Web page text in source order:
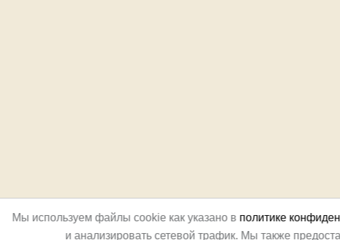
Мы используем файлы cookie как указано в политике
и анализировать сетевой трафик. Мы также